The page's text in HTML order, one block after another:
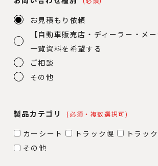
お見積もり依頼
【自動車販売店・ディーラー・メ
一覧資料を希望する
ご相談
その他
製品カテゴリ (必須・複数選択可)
カーシート トラック幌
トラッ
その他